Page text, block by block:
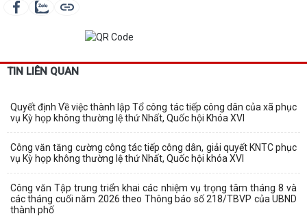
TIN LIÊN QUAN
Quyết định Về việc thành lập Tổ công tác tiếp công dân của xã phục
vụ Kỳ họp không thường lệ thứ Nhất, Quốc hội Khóa XVI
Công văn tăng cường công tác tiếp công dân, giải quyết KNTC phục
vụ Kỳ họp không thường lệ thứ Nhất, Quốc hội khóa XVI
Công văn Tập trung triển khai các nhiệm vụ trọng tâm tháng 8 và
các tháng cuối năm 2026 theo Thông báo số 218/TBVP của UBND
thành phố